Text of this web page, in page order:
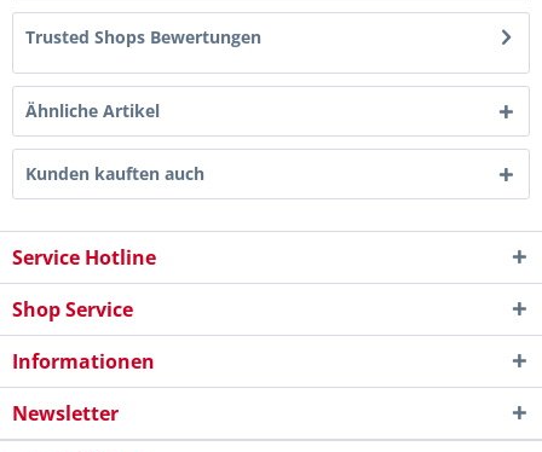
Trusted Shops Bewertungen
Ähnliche Artikel
Kunden kauften auch
Service Hotline
Shop Service
Informationen
Newsletter